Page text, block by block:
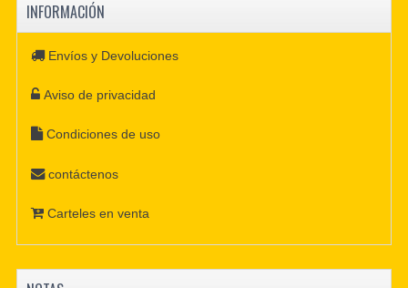
INFORMACIÓN
Envíos y Devoluciones
Aviso de privacidad
Condiciones de uso
contáctenos
Carteles en venta